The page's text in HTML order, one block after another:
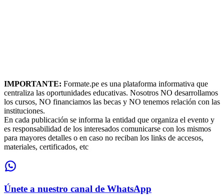
IMPORTANTE: Formate.pe es una plataforma informativa que
centraliza las oportunidades educativas. Nosotros NO desarrollamos
los cursos, NO financiamos las becas y NO tenemos relación con las
instituciones.
En cada publicación se informa la entidad que organiza el evento y
es responsabilidad de los interesados comunicarse con los mismos
para mayores detalles o en caso no reciban los links de accesos,
materiales, certificados, etc
Únete a nuestro canal de WhatsApp